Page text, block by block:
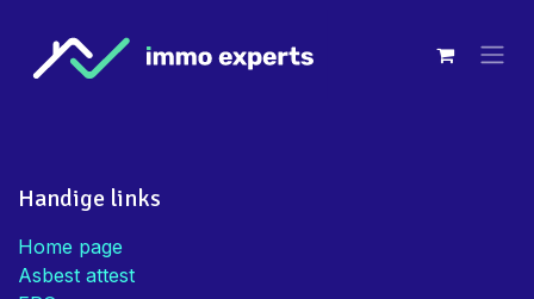
Handige links
Home page
Asbest attest